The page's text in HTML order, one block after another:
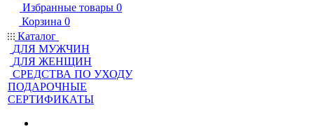
Избранные товары 0
Корзина 0
Каталог
ДЛЯ МУЖЧИН
ДЛЯ ЖЕНЩИН
CРЕДСТВА ПО УХОДУ
ПОДАРОЧНЫЕ
СЕРТИФИКАТЫ